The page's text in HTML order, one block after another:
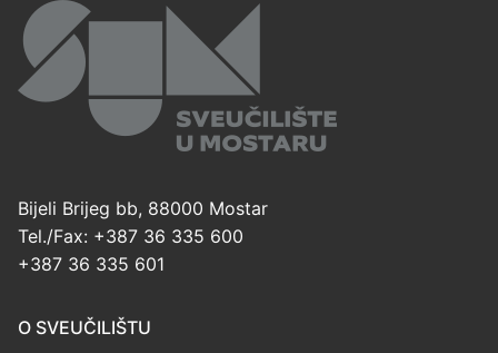
Bijeli Brijeg bb, 88000 Mostar
Tel./Fax: +387 36 335 600
+387 36 335 601
O SVEUČILIŠTU